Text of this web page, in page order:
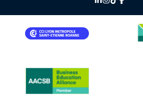
IMAGE